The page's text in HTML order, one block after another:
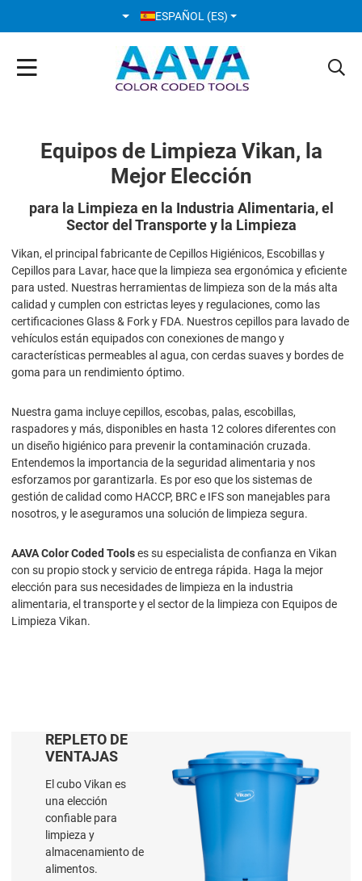
SELECCIONE SU IDIOMA
ESPAÑOL (ES)
Equipos de Limpieza Vikan, la
Mejor Elección
para la Limpieza en la Industria Alimentaria, el
Sector del Transporte y la Limpieza
Vikan, el principal fabricante de Cepillos Higiénicos, Escobillas y
Cepillos para Lavar, hace que la limpieza sea ergonómica y eficiente
para usted. Nuestras herramientas de limpieza son de la más alta
calidad y cumplen con estrictas leyes y regulaciones, como las
certificaciones Glass & Fork y FDA. Nuestros cepillos para lavado de
vehículos están equipados con conexiones de mango y
características permeables al agua, con cerdas suaves y bordes de
goma para un rendimiento óptimo.
Nuestra gama incluye cepillos, escobas, palas, escobillas,
raspadores y más, disponibles en hasta 12 colores diferentes con
un diseño higiénico para prevenir la contaminación cruzada.
Entendemos la importancia de la seguridad alimentaria y nos
esforzamos por garantizarla. Es por eso que los sistemas de
gestión de calidad como HACCP, BRC e IFS son manejables para
nosotros, y le aseguramos una solución de limpieza segura.
AAVA Color Coded Toolses su especialista de confianza en Vikan
con su propio stock y servicio de entrega rápida. Haga la mejor
elección para sus necesidades de limpieza en la industria
alimentaria, el transporte y el sector de la limpieza con Equipos de
Limpieza Vikan.
REPLETO DE
VENTAJAS
El cubo Vikan es
una elección
confiable para
limpieza y
almacenamiento de
alimentos.